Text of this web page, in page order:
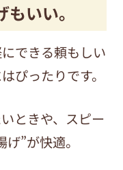
いい。
できる頼もしい
ぴったりです。
ときや、スピー
”が快適。